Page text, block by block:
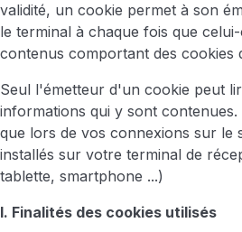
validité, un cookie permet à son
le terminal à chaque fois que
contenus comportant des cookies
Seul l'émetteur d'un cookie peut
informations qui y sont contenues.
que lors de vos connexions sur le
installés sur votre terminal de
tablette, smartphone ...)
I. Finalités des cookies utilisés